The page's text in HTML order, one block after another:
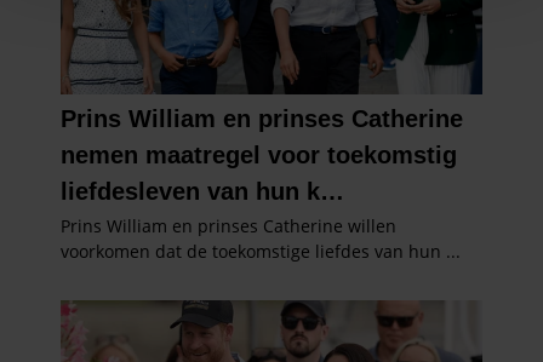
personaliseren, om functies voor social media te bieden
en om ons websiteverkeer te analyseren. Ook delen we
informatie over uw gebruik van onze site met onze
partners voor social media, adverteren en analyse. Deze
partners kunnen deze gegevens combineren met andere
informatie die u aan ze heeft verstrekt of die ze hebben
verzameld op basis van uw gebruik van hun services. U
gaat akkoord met onze cookies als u onze website blijft
gebruiken.